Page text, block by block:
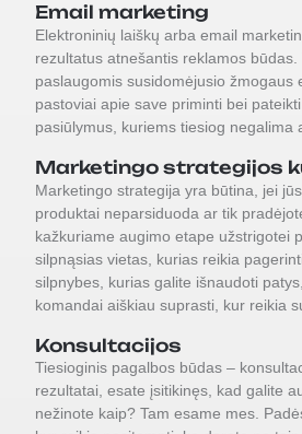
Email marketing
Elektroninių laiškų arba email
rezultatus atnešantis reklamos būdas.
paslaugomis susidomėjusio žmogaus
pastoviai apie save priminti bei
pasiūlymus, kuriems tiesiog negalima
Marketingo strategijos
Marketingo strategija yra būtina, jei
produktai neparsiduoda ar tik
kažkuriame augimo etape užstrigotei
silpnąsias vietas, kurias reikia
silpnybes, kurias galite išnaudoti
komandai aiškiau suprasti, kur reikia
Konsultacijos
Tiesioginis pagalbos būdas –
rezultatai, esate įsitikinęs, kad galite
nežinote kaip? Tam esame mes.